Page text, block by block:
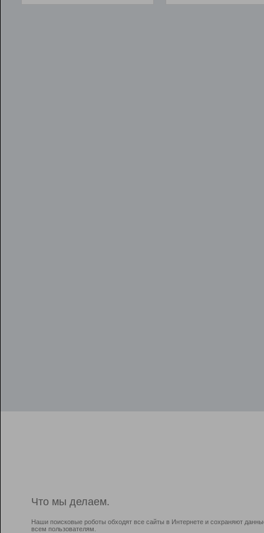
Что мы делаем.
Наши поисковые роботы обходят все сайты в Интернете и сохраняют
всем пользователям.